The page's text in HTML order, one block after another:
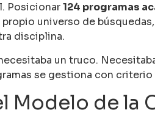
Posicionar124 programas
universo de
disciplina.
un truco.
se gestiona con
Modelo de la